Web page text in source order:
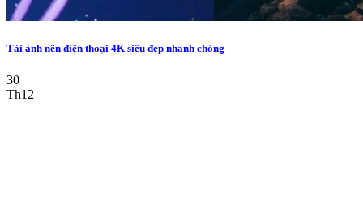
Tải ảnh nền điện thoại 4K siêu đẹp nhanh chóng
30
Th12